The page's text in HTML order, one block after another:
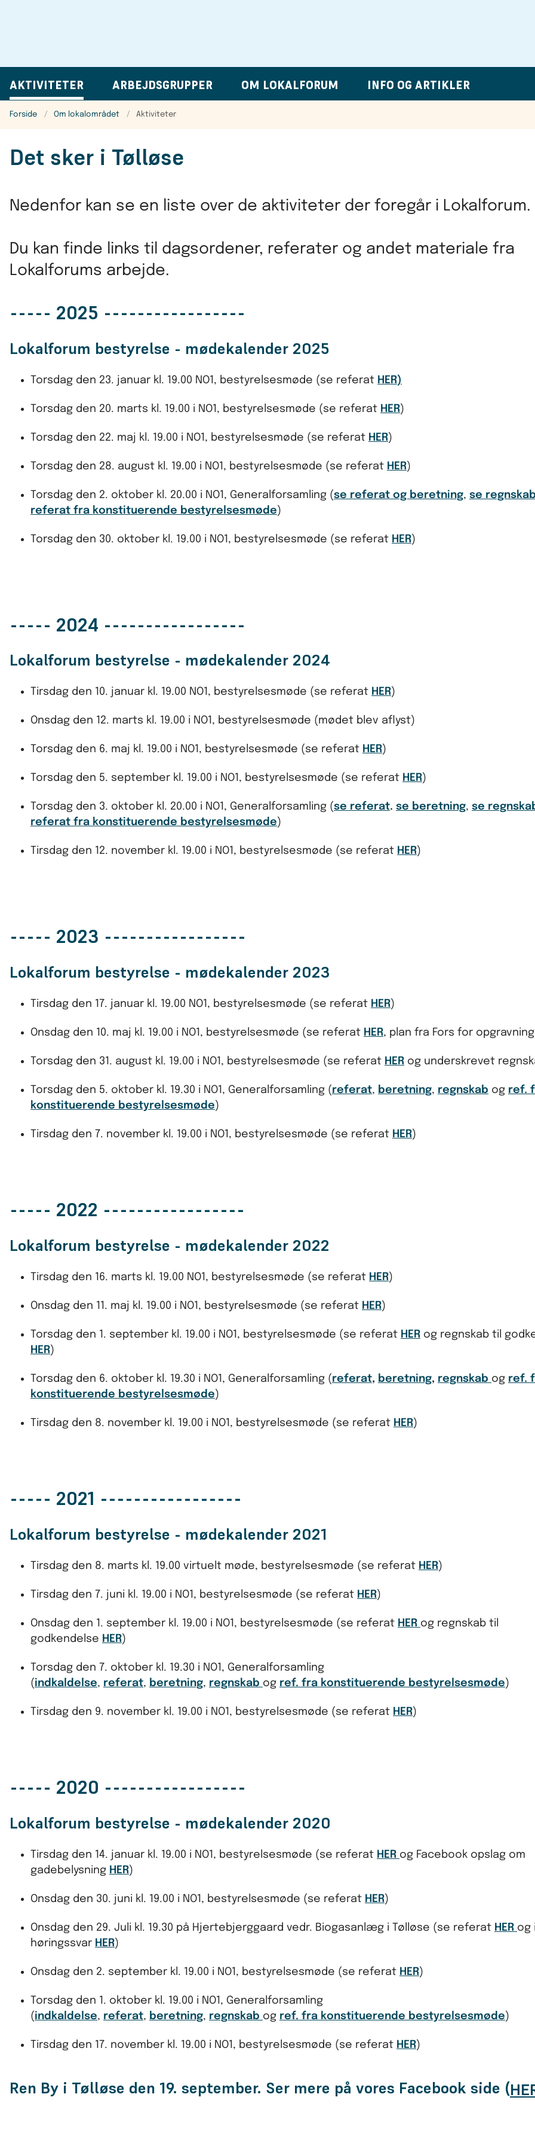
AKTIVITETER ARBEJDSGRUPPER OM LOKALFORUM INFO OG ARTIKLER
Forside Om lokalområdet Aktiviteter
Det sker i Tølløse
Nedenfor kan se en liste over de aktiviteter der foregår i Lokalforum.
Du kan finde links til dagsordener, referater og andet materiale fra
Lokalforums arbejde.
----- 2025 -----------------
Lokalforum bestyrelse - mødekalender 2025
Torsdag den 23. januar kl. 19.00 NO1, bestyrelsesmøde (se referat HER)
Torsdag den 20. marts kl. 19.00 i NO1, bestyrelsesmøde (se referat HER)
Torsdag den 22. maj kl. 19.00 i NO1, bestyrelsesmøde (se referat HER)
Torsdag den 28. august kl. 19.00 i NO1, bestyrelsesmøde (se referat HER)
Torsdag den 2. oktober kl. 20.00 i NO1, Generalforsamling (se referat og beretning, se
referat fra konstituerende bestyrelsesmøde)
Torsdag den 30. oktober kl. 19.00 i NO1, bestyrelsesmøde (se referat HER)
----- 2024 -----------------
Lokalforum bestyrelse - mødekalender 2024
Tirsdag den 10. januar kl. 19.00 NO1, bestyrelsesmøde (se referat HER)
Onsdag den 12. marts kl. 19.00 i NO1, bestyrelsesmøde (mødet blev aflyst)
Torsdag den 6. maj kl. 19.00 i NO1, bestyrelsesmøde (se referat HER)
Torsdag den 5. september kl. 19.00 i NO1, bestyrelsesmøde (se referat HER)
Torsdag den 3. oktober kl. 20.00 i NO1, Generalforsamling (se referat. se beretning, se
referat fra konstituerende bestyrelsesmøde )
Tirsdag den 12. november kl. 19.00 i NO1, bestyrelsesmøde (se referat HER)
----- 2023 -----------------
Lokalforum bestyrelse - mødekalender 2023
Tirsdag den 17. januar kl. 19.00 NO1, bestyrelsesmøde (se referat HER)
Onsdag den 10. maj kl. 19.00 i NO1, bestyrelsesmøde (se referat HER, plan fra Fors for
Torsdag den 31. august kl. 19.00 i NO1, bestyrelsesmøde (se referat HER og underskrevet
Torsdag den 5. oktober kl. 19.30 i NO1, Generalforsamling (referat, beretning, regnskab og ref.
konstituerende bestyrelsesmøde)
Tirsdag den 7. november kl. 19.00 i NO1, bestyrelsesmøde (se referat HER)
----- 2022 -----------------
Lokalforum bestyrelse - mødekalender 2022
Tirsdag den 16. marts kl. 19.00 NO1, bestyrelsesmøde (se referat HER)
Onsdag den 11. maj kl. 19.00 i NO1, bestyrelsesmøde (se referat HER)
Torsdag den 1. september kl. 19.00 i NO1, bestyrelsesmøde (se referat HER og regnskab til
HER)
Torsdag den 6. oktober kl. 19.30 i NO1, Generalforsamling (referat, beretning, regnskab og ref.
konstituerende bestyrelsesmøde)
Tirsdag den 8. november kl. 19.00 i NO1, bestyrelsesmøde (se referat HER)
----- 2021 -----------------
Lokalforum bestyrelse - mødekalender 2021
Tirsdag den 8. marts kl. 19.00 virtuelt møde, bestyrelsesmøde (se referat HER)
Tirsdag den 7. juni kl. 19.00 i NO1, bestyrelsesmøde (se referat HER)
Onsdag den 1. september kl. 19.00 i NO1, bestyrelsesmøde (se referat HER og regnskab til
godkendelse HER)
Torsdag den 7. oktober kl. 19.30 i NO1, Generalforsamling
(indkaldelse, referat, beretning, regnskab og ref. fra konstituerende bestyrelsesmøde)
Tirsdag den 9. november kl. 19.00 i NO1, bestyrelsesmøde (se referat HER)
----- 2020 -----------------
Lokalforum bestyrelse - mødekalender 2020
Tirsdag den 14. januar kl. 19.00 i NO1, bestyrelsesmøde (se referat HER og Facebook opslag om
gadebelysning HER)
Onsdag den 30. juni kl. 19.00 i NO1, bestyrelsesmøde (se referat HER)
Onsdag den 29. Juli kl. 19.30 på Hjertebjerggaard vedr. Biogasanlæg i Tølløse (se referat HER og
høringssvar HER)
Onsdag den 2. september kl. 19.00 i NO1, bestyrelsesmøde (se referat HER)
Torsdag den 1. oktober kl. 19.00 i NO1, Generalforsamling
(indkaldelse, referat, beretning, regnskab og ref. fra konstituerende bestyrelsesmøde)
Tirsdag den 17. november kl. 19.00 i NO1, bestyrelsesmøde (se referat HER)
Ren By i Tølløse den 19. september. Ser mere på vores Facebook side (